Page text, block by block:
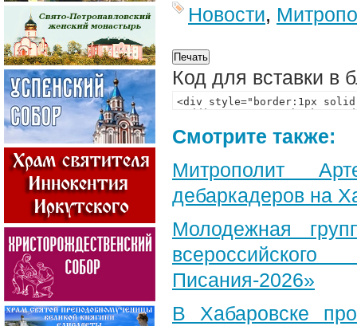
Новости,
Код для вставки в
Смотрите также:
Митрополит
дебаркадеров на
Молодежная
Писания-2026»
В Хабаровске